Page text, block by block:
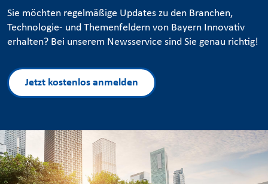
Sie möchten regelmäßige Updates zu den Branchen,
Technologie- und Themenfeldern von Bayern Innovativ
erhalten? Bei unserem Newsservice sind Sie genau richtig!
Jetzt kostenlos anmelden